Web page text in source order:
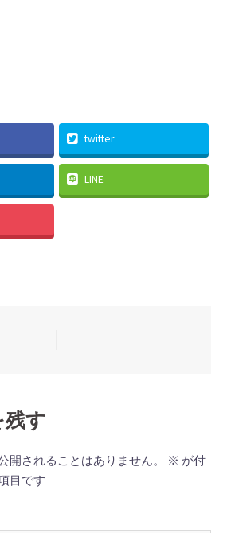
twitter
LINE
残す
開されることはありません。 ※ が付
目です